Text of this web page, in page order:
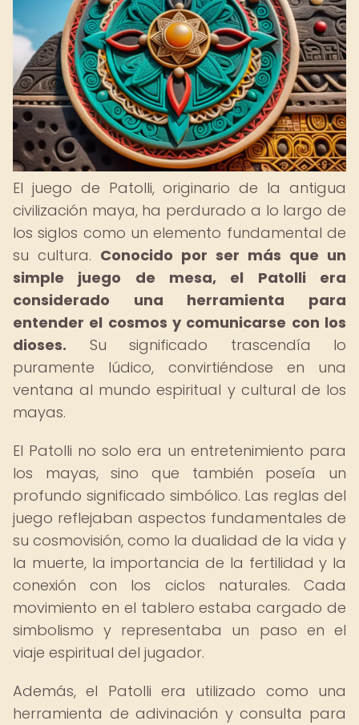
El juego de Patolli, originario de la antigua
civilización maya, ha perdurado a lo largo de
los siglos como un elemento fundamental de
su cultura. Conocido por ser más que un
simple juego de mesa, el Patolli era
considerado una herramienta para
entender el cosmos y comunicarse con los
dioses. Su significado trascendía lo
puramente lúdico, convirtiéndose en una
ventana al mundo espiritual y cultural de los
mayas.
El Patolli no solo era un entretenimiento para
los mayas, sino que también poseía un
profundo significado simbólico. Las reglas del
juego reflejaban aspectos fundamentales de
su cosmovisión, como la dualidad de la vida y
la muerte, la importancia de la fertilidad y la
conexión con los ciclos naturales. Cada
movimiento en el tablero estaba cargado de
simbolismo y representaba un paso en el
viaje espiritual del jugador.
Además, el Patolli era utilizado como una
herramienta de adivinación y consulta para